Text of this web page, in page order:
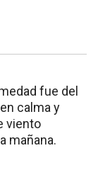
fue del
calma y
viento
mañana.